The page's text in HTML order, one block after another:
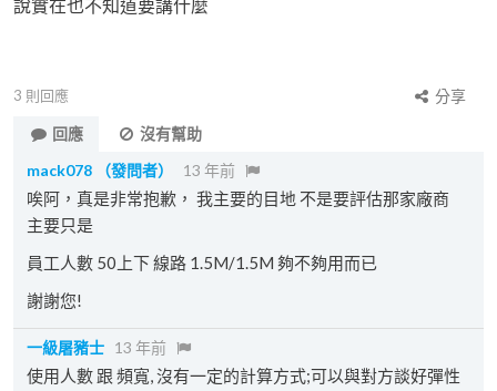
說實在也不知道要講什麼
3 則回應
分享
回應
沒有幫助
mack078
（發問者） 13 年前
唉阿，真是非常抱歉， 我主要的目地 不是要評估那家廠商
主要只是
員工人數 50上下 線路 1.5M/1.5M 夠不夠用而已
謝謝您!
一級屠豬士 13 年前
使用人數 跟 頻寬, 沒有一定的計算方式;可以與對方談好彈性